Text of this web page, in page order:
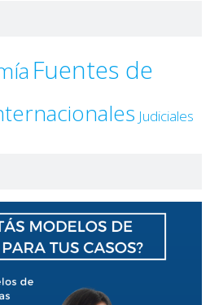
Fuentes de
Judiciales